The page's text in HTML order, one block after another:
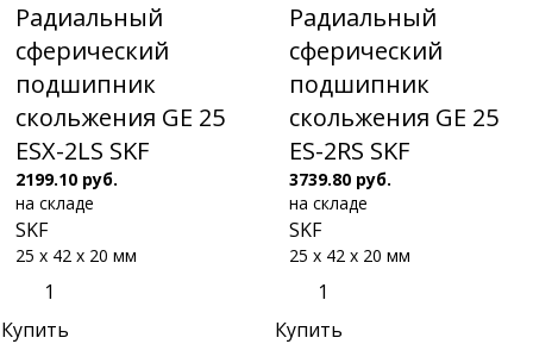
Радиальный
сферический
подшипник
скольжения GE 25
ESX-2LS SKF
2199.10 руб.
на складе
SKF
25 x 42 x 20 мм
Купить
Радиальный
сферический
подшипник
скольжения GE 25
ES-2RS SKF
3739.80 руб.
на складе
SKF
25 x 42 x 20 мм
Купить